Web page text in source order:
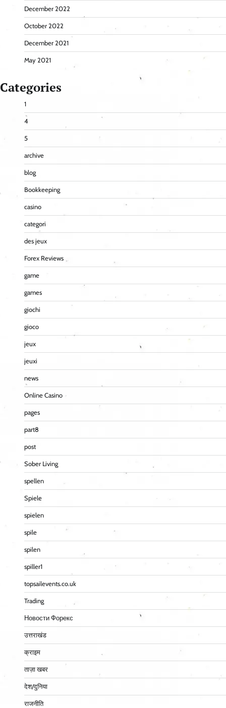
December 2022
October 2022
December 2021
May 2021
Categories
1
4
5
archive
blog
Bookkeeping
casino
categori
des jeux
Forex Reviews
game
games
giochi
gioco
jeux
jeuxi
news
Online Casino
pages
part8
post
Sober Living
spellen
Spiele
spielen
spile
spilen
spiller1
topsailevents.co.uk
Trading
Новости Форекс
उत्तराखंड
क्राइम
ताज़ा खबर
देश/दुनिया
राजनीति